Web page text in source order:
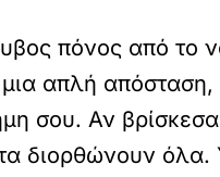
πόνος από το
απλή απόσταση,
σου. Αν
διορθώνουν όλα.